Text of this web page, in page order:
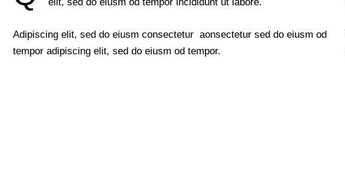
Adipiscing elit, sed do eiusm consectetur aonsectetur sed do eiusm od
tempor adipiscing elit, sed do eiusm od tempor.